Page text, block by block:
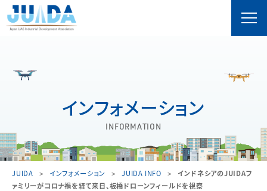
インフォメーション
INFORMATION
JUIDA インフォメーション JUIDA INFO
インドネシアのJUIDAフ
ァミリーがコロナ禍を経て来日、板橋ドローンフィールドを視察